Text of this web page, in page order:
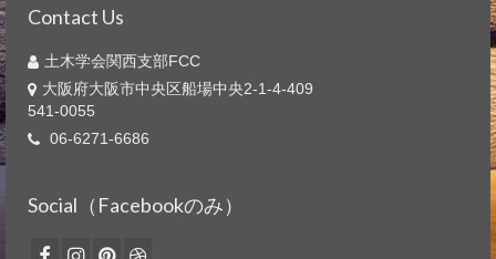
Contact Us
土木学会関西支部FCC
大阪府大阪市中央区船場中央2-1-4-409
541-0055
06-6271-6686
Social（Facebookのみ）